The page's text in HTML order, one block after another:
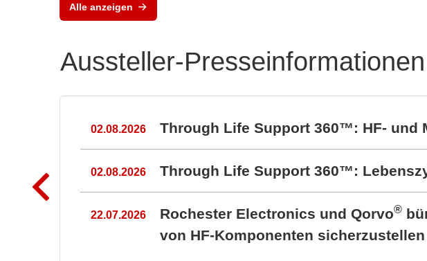
Alle anzeigen
Aussteller-Presseinformationen
02.08.2026 Through Life Support 360™: HF- und
02.08.2026 Through Life Support 360™:
22.07.2026 Rochester Electronics und Qorvo®
von HF-Komponenten sicherzustellen